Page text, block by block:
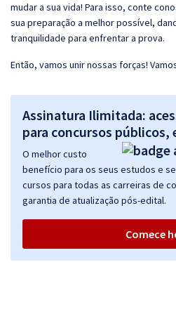
mudar a sua vida! Para isso, conte
sua preparação a melhor possível,
tranquilidade para enfrentar a prova.
Então, vamos unir nossas forças!
Assinatura Ilimitada:
para concursos públicos,
O melhor custo
benefício para os seus estudos e
cursos para todas as carreiras de
garantia de atualização pós-edital.
Comece